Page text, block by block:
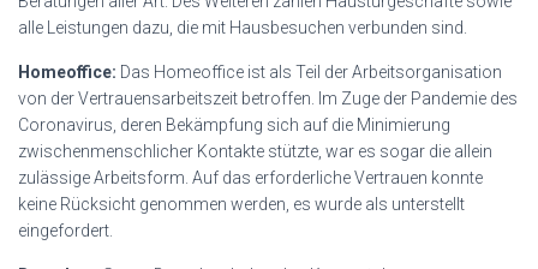
alle Leistungen dazu, die mit Hausbesuchen verbunden sind.
Homeoffice: Das Homeoffice ist als Teil der Arbeitsorganisation
von der Vertrauensarbeitszeit betroffen. Im Zuge der Pandemie des
Coronavirus, deren Bekämpfung sich auf die Minimierung
zwischenmenschlicher Kontakte stützte, war es sogar die allein
zulässige Arbeitsform. Auf das erforderliche Vertrauen konnte
keine Rücksicht genommen werden, es wurde als unterstellt
eingefordert.